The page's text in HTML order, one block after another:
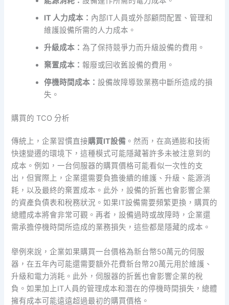
IT 人力成本： 內部IT人員或外部顧問配置、管理和
維護設備所需的人力成本。
升級成本：為了保持競爭力而升級設備的費用。
棄置成本：報廢或回收舊設備的費用。
停機時間成本：設備故障導致業務中斷所造成的損
失。
購買的 TCO 分析
傳統上，企業習慣直接購買IT設備 。然而，在高通膨和技術
快速變遷的環境下，這種模式可能隱藏著許多未被注意到的
成本。例如，一台伺服器的購買價格可能看似一次性的支
出，但實際上，企業還需要負擔後續的維護、升級、能源消
耗，以及最終的棄置成本。此外，設備的折舊也會影響企業
的資產負債表和稅務狀況。如果IT設備需要頻繁更換，購買的
總體成本將會非常可觀。再者，設備過時或故障時，企業還
需承擔停機時間所造成的業務損失，這些都是隱藏的成本。
舉例來說，企業如果購買一台價格為新台幣50萬元的伺服
器，在五年內可能還需要額外花費新台幣20萬元用於維護、
升級和電力消耗。此外，伺服器的折舊也會影響企業的稅
負。如果加上IT人員的管理成本和潛在的停機時間損失，總體
擁有成本可能遠遠超過最初的購買價格。